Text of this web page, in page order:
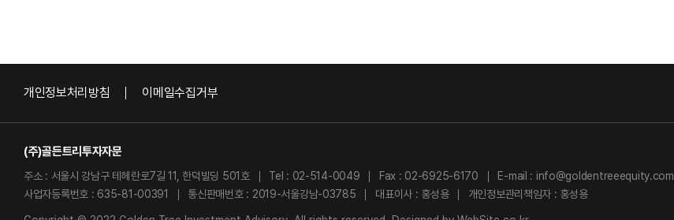
개인정보처리방침 이메일수집거부
(주)골든트리투자자문
주소 : 서울시 강남구 테헤란로7길 11, 한덕빌딩 501호 Tel : 02-514-0049 Fax : 02-6925-6170
E-mail : info@goldentreeequity.com
사업자등록번호 : 635-81-00391
통신판매번호 : 2019-서울강남-03785 대표이사 : 홍성용 개인정보관리책임자 : 홍성용